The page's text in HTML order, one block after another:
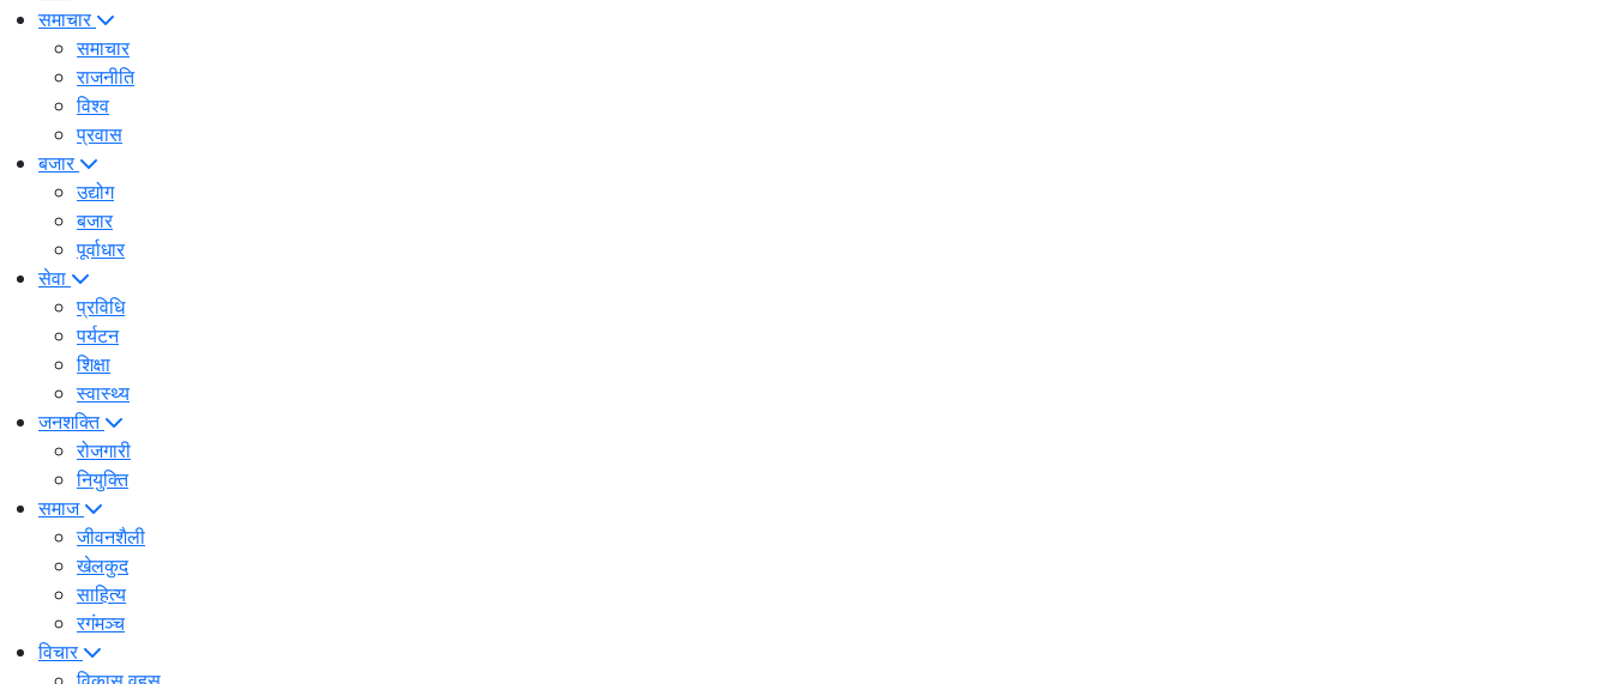
समाचार
समाचार
राजनीति
विश्व
प्रवास
बजार
उद्योग
बजार
पूर्वाधार
सेवा
प्रविधि
पर्यटन
शिक्षा
स्वास्थ्य
जनशक्ति
रोजगारी
नियुक्ति
समाज
जीवनशैली
खेलकुद
साहित्य
रगंमञ्च
विचार